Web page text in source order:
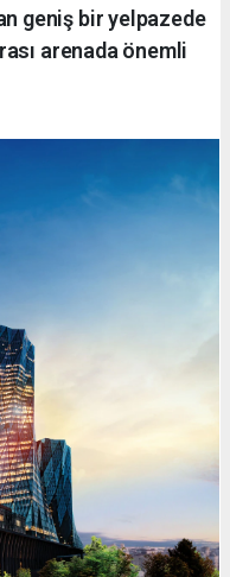
geniş bir yelpazede
arenada önemli